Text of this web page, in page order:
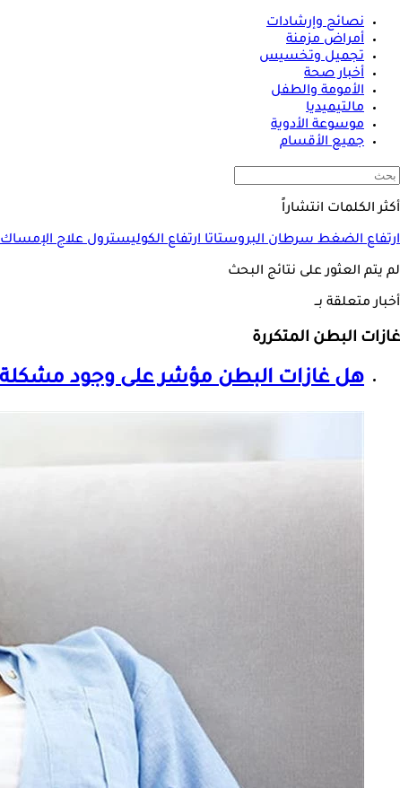
نصائح وإرشادات
أمراض مزمنة
تجميل وتخسيس
أخبار صحة
الأمومة والطفل
مالتيميديا
موسوعة الأدوية
جميع الأقسام
أكثر الكلمات انتشاراً
ارتفاع الضغطسرطان البروستاتاارتفاع الكوليسترولعلاج
لم يتم العثور على نتائج البحث
أخبار متعلقة بــ
غازات البطن المتكررة
هل غازات البطن مؤشر على وجود